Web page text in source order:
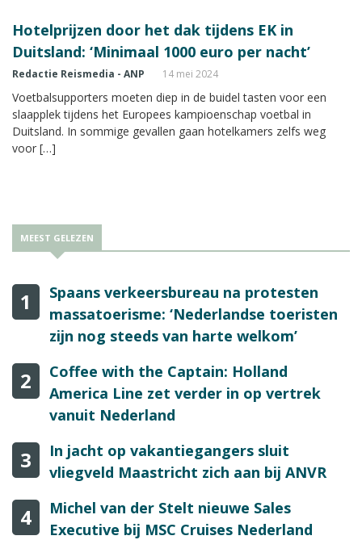
Hotelprijzen door het dak tijdens EK in
Duitsland: ‘Minimaal 1000 euro per nacht’
Redactie Reismedia - ANP 14 mei 2024
Voetbalsupporters moeten diep in de buidel tasten voor een
slaapplek tijdens het Europees kampioenschap voetbal in
Duitsland. In sommige gevallen gaan hotelkamers zelfs weg
voor […]
MEEST GELEZEN
1
Spaans verkeersbureau na protesten
massatoerisme: ‘Nederlandse toeristen
zijn nog steeds van harte welkom’
2
Coffee with the Captain: Holland
America Line zet verder in op vertrek
vanuit Nederland
3
In jacht op vakantiegangers sluit
vliegveld Maastricht zich aan bij ANVR
4
Michel van der Stelt nieuwe Sales
Executive bij MSC Cruises Nederland